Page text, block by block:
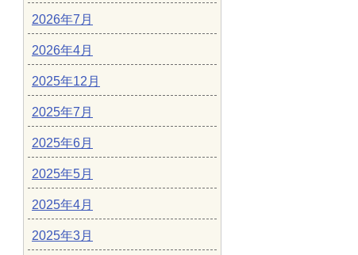
2026年7月
2026年4月
2025年12月
2025年7月
2025年6月
2025年5月
2025年4月
2025年3月